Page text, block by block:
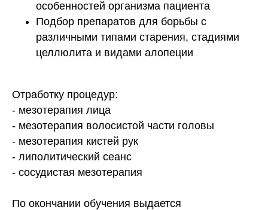
особенностей организма пациента
Подбор препаратов для борьбы с
различными типами старения, стадиями
целлюлита и видами алопеции
Отработку процедур:
- мезотерапия лица
- мезотерапия волосистой части головы
- мезотерапия кистей рук
- липолитический сеанс
- сосудистая мезотерапия
По окончании обучения выдается